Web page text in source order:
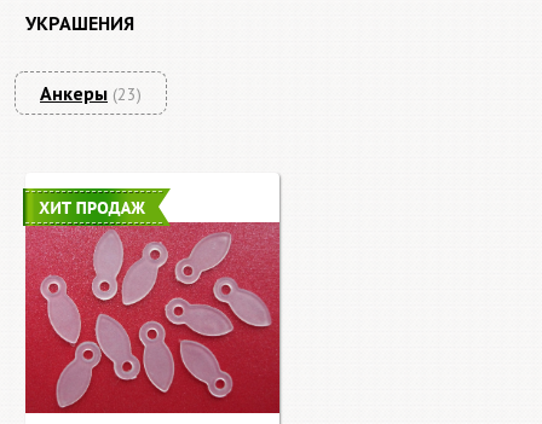
УКРАШЕНИЯ
Анкеры (23)